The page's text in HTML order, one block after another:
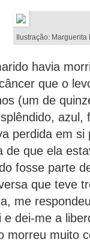
Ilustração: Marguerita
havia
que o
(um de
perdida em si
de que ela
fosse parte
que teve
me
dei-me a
morreu muito